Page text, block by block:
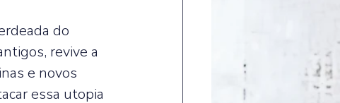
do
revive a
e novos
essa utopia